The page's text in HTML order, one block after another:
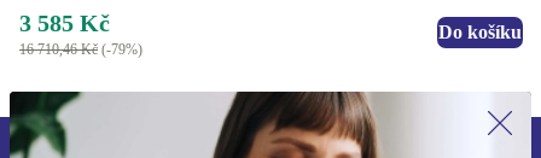
3 585 Kč
16 710,46 Kč (-79%)
Do košíku